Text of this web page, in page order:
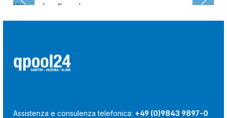
Ultima visualizzazione:
Assistenza e consulenza telefonica: +49 (0)9843 9897-0